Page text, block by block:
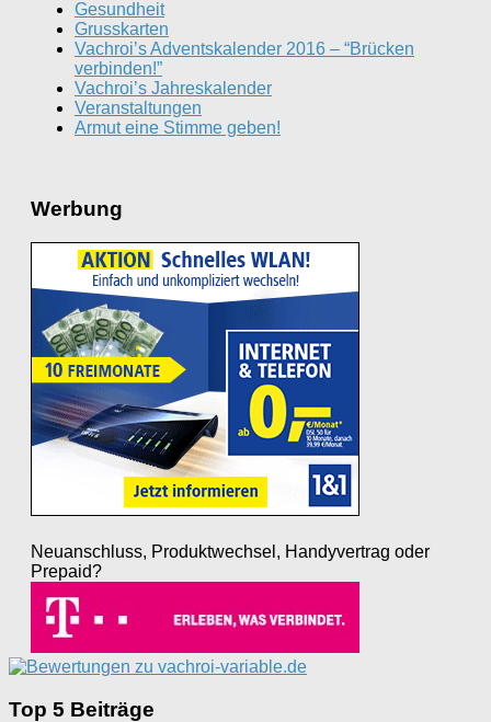
Gesundheit
Grusskarten
Vachroi’s Adventskalender 2016 – “Brücken
verbinden!”
Vachroi’s Jahreskalender
Veranstaltungen
Armut eine Stimme geben!
Werbung
Neuanschluss, Produktwechsel, Handyvertrag oder
Prepaid?
Top 5 Beiträge